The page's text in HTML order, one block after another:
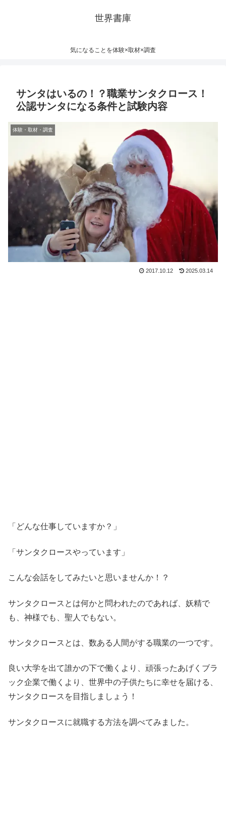
世界書庫
気になることを体験×取材×調査
サンタはいるの！？職業サンタクロース！
公認サンタになる条件と試験内容
体験・取材・調査
2017.10.12 2025.03.14
「どんな仕事していますか？」
「サンタクロースやっています」
こんな会話をしてみたいと思いませんか！？
サンタクロースとは何かと問われたのであれば、妖精で
も、神様でも、聖人でもない。
サンタクロースとは、数ある人間がする職業の一つです。
良い大学を出て誰かの下で働くより、頑張ったあげくブラ
ック企業で働くより、世界中の子供たちに幸せを届ける、
サンタクロースを目指しましょう！
サンタクロースに就職する方法を調べてみました。